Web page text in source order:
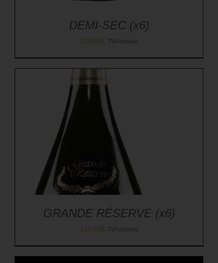
DEMI-SEC (x6)
108,00€ TVA incluse
GRANDE RÉSERVE (x6)
150,00€ TVA incluse